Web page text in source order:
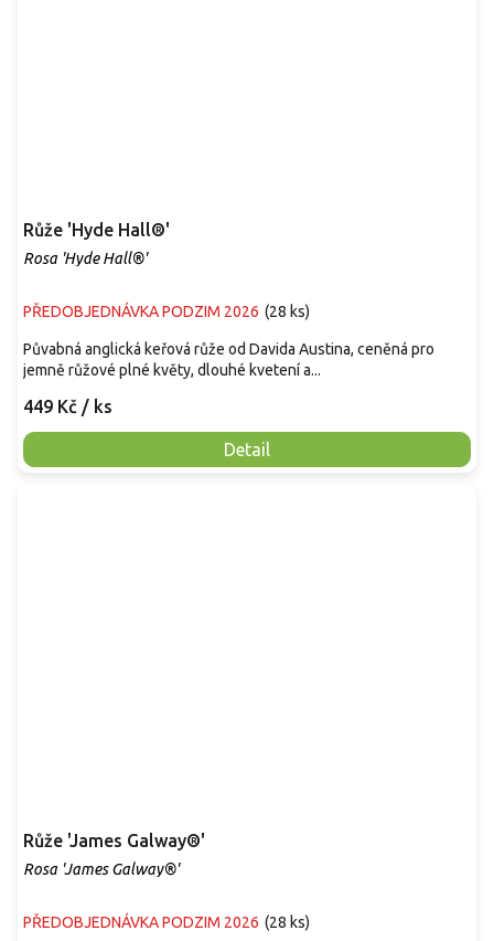
Růže 'Hyde Hall®'
Rosa 'Hyde Hall®'
PŘEDOBJEDNÁVKA PODZIM 2026 (28 ks)
449 Kč / ks
Detail
Půvabná anglická keřová růže od Davida Austina, ceněná pro
jemně růžové plné květy, dlouhé kvetení a...
Růže 'James Galway®'
Rosa 'James Galway®'
PŘEDOBJEDNÁVKA PODZIM 2026 (28 ks)